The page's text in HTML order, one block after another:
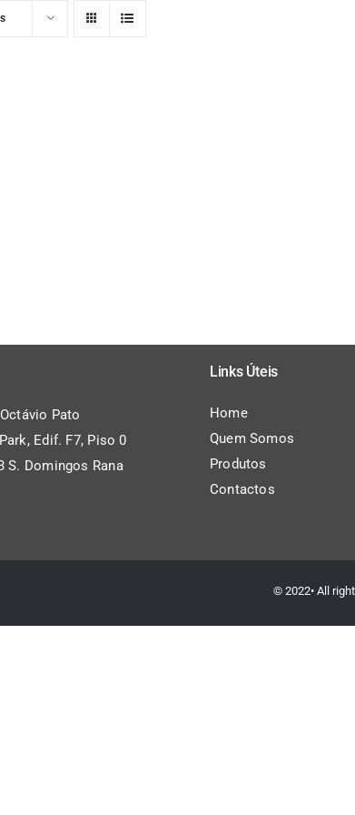
Pato
Edif. F7, Piso 0
S. Domingos Rana
Links Úteis
Home
Quem Somos
Produtos
Contactos
© 2022• All